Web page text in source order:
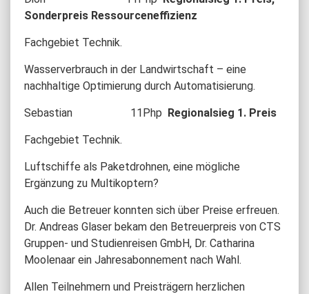
Sonderpreis Ressourceneffizienz
Fachgebiet Technik.
Wasserverbrauch in der Landwirtschaft – eine
nachhaltige Optimierung durch Automatisierung.
Sebastian 11Php Regionalsieg 1. Preis
Fachgebiet Technik.
Luftschiffe als Paketdrohnen, eine mögliche
Ergänzung zu Multikoptern?
Auch die Betreuer konnten sich über Preise erfreuen.
Dr. Andreas Glaser bekam den Betreuerpreis von CTS
Gruppen- und Studienreisen GmbH, Dr. Catharina
Moolenaar ein Jahresabonnement nach Wahl.
Allen Teilnehmern und Preisträgern herzlichen